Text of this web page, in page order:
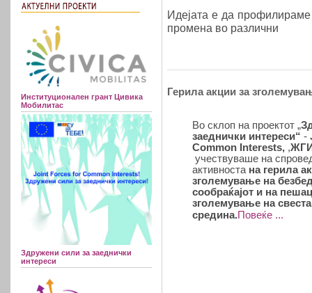
Институционален грант Цивика
Мобилитас
Здружени сили за заеднички
интереси
Идејата е да
промена во различни
Герила акции за
Во склоп на проектот „
заеднички интереси“ -
Common Interests, ,
учествуваше на
активноста на герила
зголемување на
сообраќајот и на
зголемување на
средина.Повеќе ...